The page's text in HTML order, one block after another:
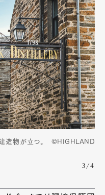
建造物が立つ。 ©HIGHLAND
3/4